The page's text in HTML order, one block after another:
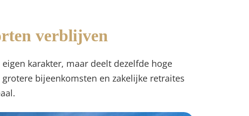
verblijven
karakter, maar deelt dezelfde hoge
bijeenkomsten en zakelijke retraites